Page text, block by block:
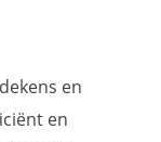
en
en